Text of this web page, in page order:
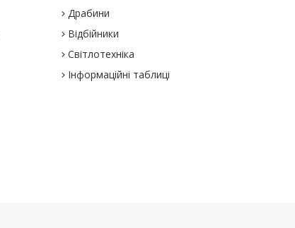
Драбини
Відбійники
Світлотехніка
Інформаційні таблиці